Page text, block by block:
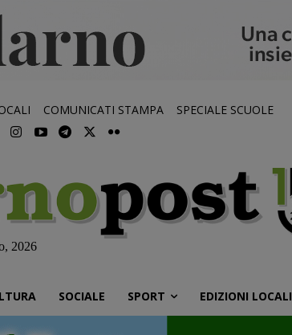
COMUNICATI STAMPA SPECIALE SCUOLE
2026
SOCIALE SPORT EDIZIONI LOCALI